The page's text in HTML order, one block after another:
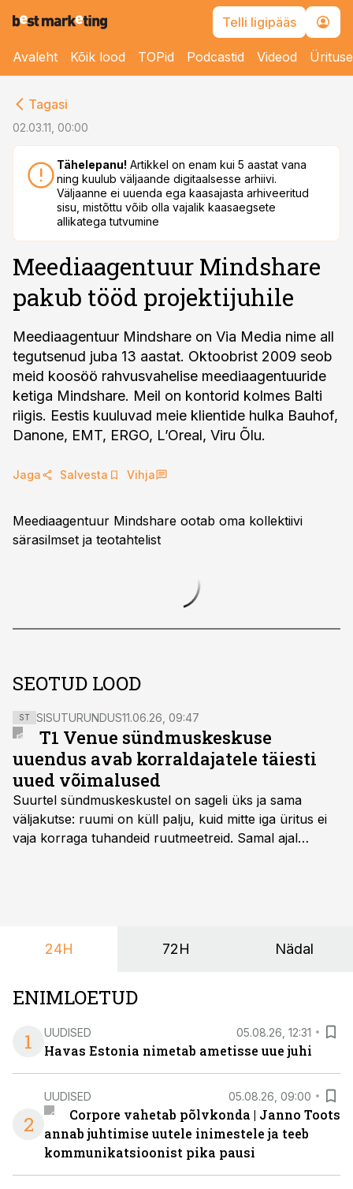
Telli ligipääs
Avaleht Kõik lood TOPid Podcastid Videod
Tagasi
02.03.11, 00:00
Tähelepanu! Artikkel on enam kui 5 aastat vana
ning kuulub väljaande digitaalsesse arhiivi.
Väljaanne ei uuenda ega kaasajasta arhiveeritud
sisu, mistõttu võib olla vajalik kaasaegsete
allikatega tutvumine
Meediaagentuur Mindshare
pakub tööd projektijuhile
Meediaagentuur Mindshare on Via Media nime all
tegutsenud juba 13 aastat. Oktoobrist 2009 seob
meid koosöö rahvusvahelise meediaagentuuride
ketiga Mindshare. Meil on kontorid kolmes Balti
riigis. Eestis kuuluvad meie klientide hulka Bauhof,
Danone, EMT, ERGO, L’Oreal, Viru Õlu.
Jaga Salvesta Vihja
Meediaagentuur Mindshare ootab oma kollektiivi
särasilmset ja teotahtelist
SEOTUD LOOD
ST SISUTURUNDUS11.06.26, 09:47
T1 Venue sündmuskeskuse
uuendus avab korraldajatele täiesti
uued võimalused
Suurtel sündmuskeskustel on sageli üks ja sama
väljakutse: ruumi on küll palju, kuid mitte iga üritus ei
vaja korraga tuhandeid ruutmeetreid. Samal ajal
nendele vajadustele vastanud uuendusega, mis pakub
24H 72H Nädal
ENIMLOETUD
1
UUDISED 05.08.26, 12:31
Havas Estonia nimetab ametisse uue juhi
2
UUDISED 05.08.26, 09:00
Corpore vahetab põlvkonda | Janno Toots
annab juhtimise uutele inimestele ja teeb
kommunikatsioonist pika pausi